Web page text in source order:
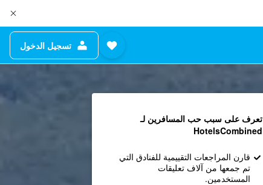
تسجيل الدخول
تعرف على سبب حب المسافرين لـ
HotelsCombined
قارن المراجعات التقييمية للفنادق التي
تم جمعها من آلاف تعليقات
المستخدمين.